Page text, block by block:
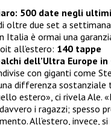
500 date negli
oltre due set a
Italia è ormai una
all’estero: 140 tappe
dell’Ultra Europe in
con giganti come
una differenza sostanziale
estero», ci rivela Ale.
i ragazzi; spesso
All’estero, invece, si